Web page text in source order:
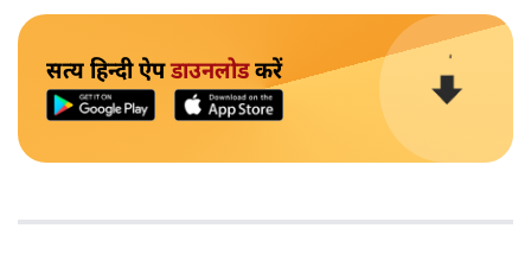
सत्य हिन्दी ऐपडाउनलोडकरें